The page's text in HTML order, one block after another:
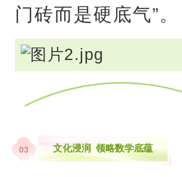
门砖而是硬底气”。
03 文化浸润 领略数学底蕴